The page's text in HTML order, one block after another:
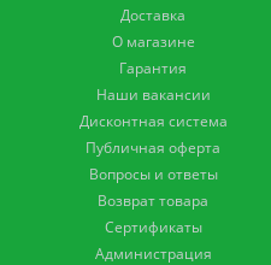
Доставка
О магазине
Гарантия
Наши вакансии
Дисконтная система
Публичная оферта
Вопросы и ответы
Возврат товара
Сертификаты
Администрация